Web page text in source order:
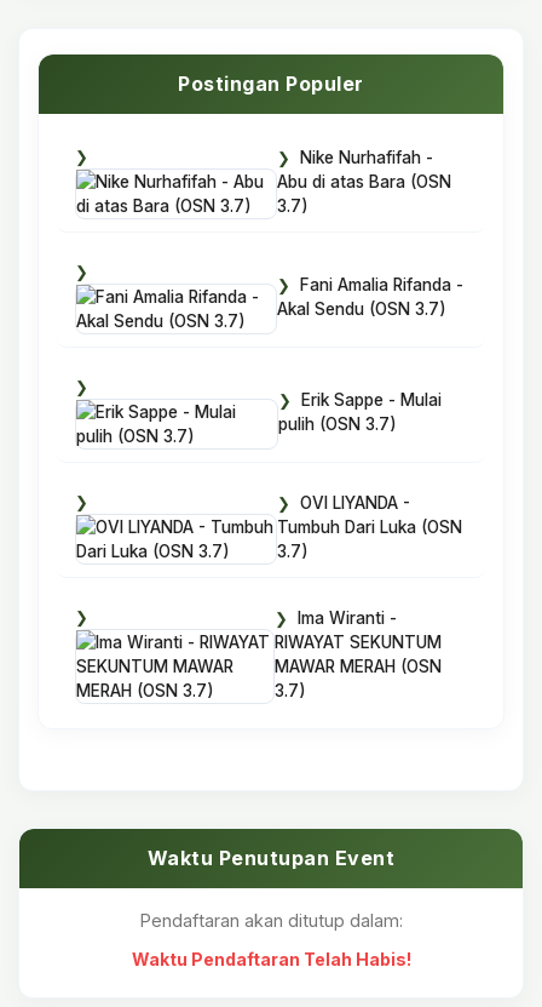
Postingan Populer
Nike Nurhafifah -
Abu di atas Bara (OSN
3.7)
Fani Amalia Rifanda -
Akal Sendu (OSN 3.7)
Erik Sappe - Mulai
pulih (OSN 3.7)
OVI LIYANDA -
Tumbuh Dari Luka (OSN
3.7)
Ima Wiranti -
RIWAYAT SEKUNTUM
MAWAR MERAH (OSN
3.7)
Waktu Penutupan Event
Pendaftaran akan ditutup dalam:
Waktu Pendaftaran Telah Habis!